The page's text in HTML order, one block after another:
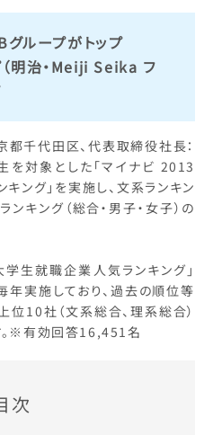
ループがトップ
明治・Meiji Seika フ
都千代田区、代表取締役社長：
を対象とした「マイナビ 2013
ング」を実施し、文系ランキン
ンキング（総合・男子・女子）の
学生就職企業人気ランキング」
年実施しており、過去の順位等
位10社（文系総合、理系総合）
。※有効回答16,451名
次